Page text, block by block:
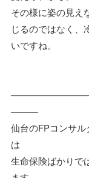
その様に姿の見え
じるのではなく、
いですね。
———
仙台のFPコンサ
は
生命保険ばかりで